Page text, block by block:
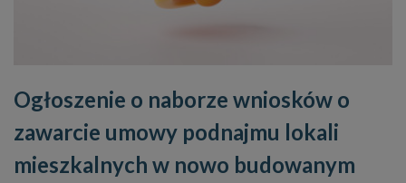
Ogłoszenie o naborze wniosków o
zawarcie umowy podnajmu lokali
mieszkalnych w nowo budowanym